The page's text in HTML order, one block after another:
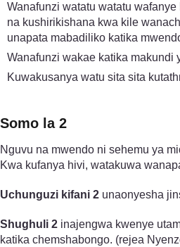
Wanafunzi watatu watatu
na kushirikishana kwa kile
unapata mabadiliko katika
Wanafunzi wakae katika makundi
Kuwakusanya watu sita sita
Somo la 2
Nguvu na mwendo ni sehemu ya
Kwa kufanya hivi, watakuwa
Uchunguzi kifani 2 unaonyesha
Shughuli 2 inajengwa kwenye
katika chemshabongo. (rejea